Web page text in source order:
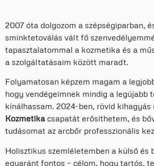
2007 óta dolgozom a szépségiparban,
sminktetoválás vált fő
tapasztalatommal a kozmetika és a
a szolgáltatásaim között maradt.
Folyamatosan képzem magam a
hogy vendégeimnek mindig a legújabb
kínálhassam. 2024-ben, rövid kihagyás
Kozmetika csapatát erősíthetem, és
tudásomat az arcbőr professzionális
Holisztikus szemléletemben a külső és
egyaránt fontos – célom, hogy tartós,